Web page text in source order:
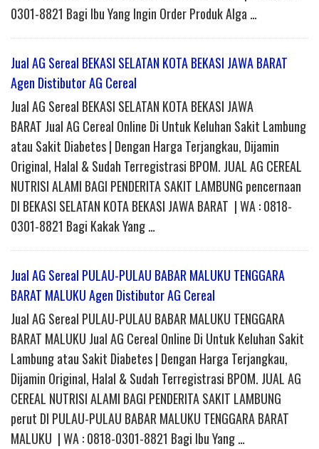
0301-8821 Bagi Ibu Yang Ingin Order Produk Alga …
Jual AG Sereal BEKASI SELATAN KOTA BEKASI JAWA BARAT
Agen Distibutor AG Cereal
Jual AG Sereal BEKASI SELATAN KOTA BEKASI JAWA
BARAT Jual AG Cereal Online Di Untuk Keluhan Sakit Lambung
atau Sakit Diabetes | Dengan Harga Terjangkau, Dijamin
Original, Halal & Sudah Terregistrasi BPOM. JUAL AG CEREAL
NUTRISI ALAMI BAGI PENDERITA SAKIT LAMBUNG pencernaan
DI BEKASI SELATAN KOTA BEKASI JAWA BARAT | WA : 0818-
0301-8821 Bagi Kakak Yang …
Jual AG Sereal PULAU-PULAU BABAR MALUKU TENGGARA
BARAT MALUKU Agen Distibutor AG Cereal
Jual AG Sereal PULAU-PULAU BABAR MALUKU TENGGARA
BARAT MALUKU Jual AG Cereal Online Di Untuk Keluhan Sakit
Lambung atau Sakit Diabetes | Dengan Harga Terjangkau,
Dijamin Original, Halal & Sudah Terregistrasi BPOM. JUAL AG
CEREAL NUTRISI ALAMI BAGI PENDERITA SAKIT LAMBUNG
perut DI PULAU-PULAU BABAR MALUKU TENGGARA BARAT
MALUKU | WA : 0818-0301-8821 Bagi Ibu Yang …